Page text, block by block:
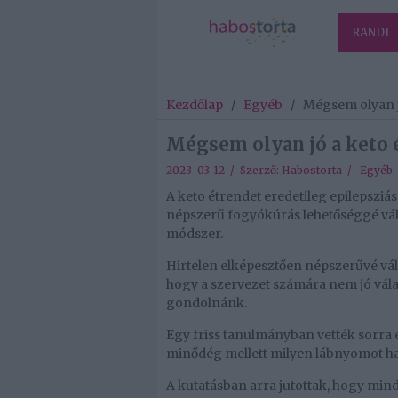
RANDI
Kezdőlap / Egyéb / Mégsem olyan
Mégsem olyan jó a keto
2023-03-12 / Szerző: Habostorta / Egyéb,
A keto étrendet eredetileg
népszerű fogyókúrás lehetőséggé
módszer.
Hirtelen elképesztően népszerűvé
hogy a szervezet számára nem jó
gondolnánk.
Egy friss tanulmányban vették sorra
minődég mellett milyen lábnyomot
A kutatásban arra jutottak, hogy